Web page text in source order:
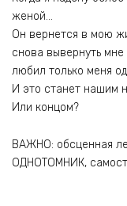
женой…
Он вернется в мою
снова вывернуть
любил только меня
И это станет нашим
Или концом?
ВАЖНО: обсценная
ОДНОТОМНИК,